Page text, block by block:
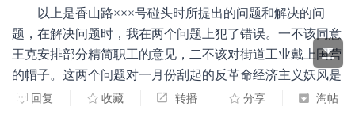
以上是香山路×××号碰头时所提出的问题和解决的问
题，在解决问题时，我在两个问题上犯了错误。一不该同意
王克安排部分精简职工的意见，二不该对街道工业戴上国营
的帽子。这两个问题对一月份刮起的反革命经济主义妖风是
有影响的。如果不是革命造反派对反革命经济主义给以迎头
回复 收藏 转播 分享 淘帖